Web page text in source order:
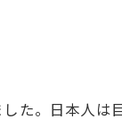
た。日本人は